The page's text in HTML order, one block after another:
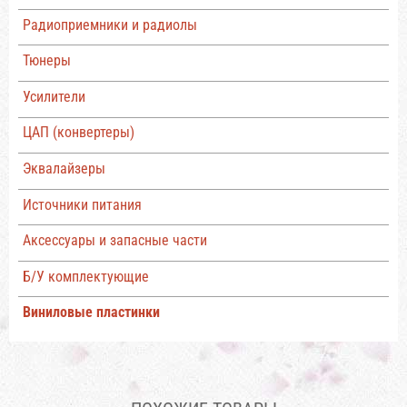
Радиоприемники и радиолы
Тюнеры
Усилители
ЦАП (конвертеры)
Эквалайзеры
Источники питания
Аксессуары и запасные части
Б/У комплектующие
Виниловые пластинки